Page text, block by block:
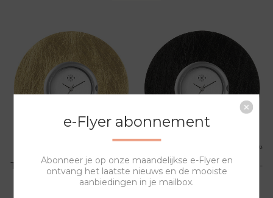
TOMBAC SIERRING TO 129-
G
TOMBAC SIERRING TO 129-
SW
e-Flyer abonnement
Abonneer je op onze maandelijkse e-Flyer en
ontvang het laatste nieuws en de mooiste
aanbiedingen in je mailbox.